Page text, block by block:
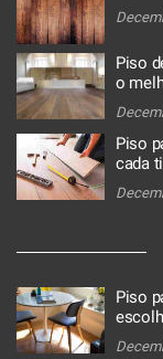
Piso
o
Piso
cada
Piso